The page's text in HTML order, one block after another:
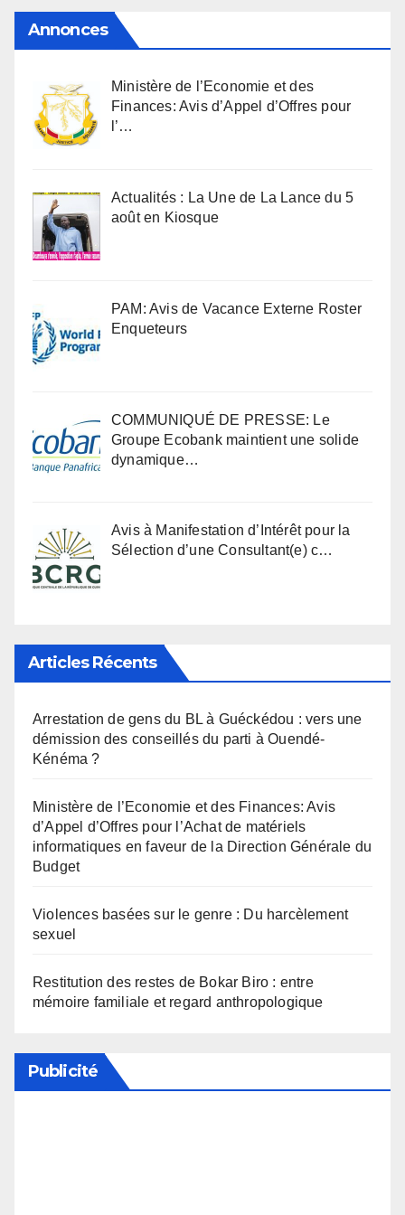
Annonces
Ministère de l’Economie et des
Finances: Avis d’Appel d’Offres pour
l’…
Actualités : La Une de La Lance du 5
août en Kiosque
PAM: Avis de Vacance Externe Roster
Enqueteurs
COMMUNIQUÉ DE PRESSE: Le
Groupe Ecobank maintient une solide
dynamique…
Avis à Manifestation d’Intérêt pour la
Sélection d’une Consultant(e) c…
Articles Récents
Arrestation de gens du BL à Guéckédou : vers une
démission des conseillés du parti à Ouendé-
Kénéma ?
Ministère de l’Economie et des Finances: Avis
d’Appel d’Offres pour l’Achat de matériels
informatiques en faveur de la Direction Générale du
Budget
Violences basées sur le genre : Du harcèlement
sexuel
Restitution des restes de Bokar Biro : entre
mémoire familiale et regard anthropologique
Publicité